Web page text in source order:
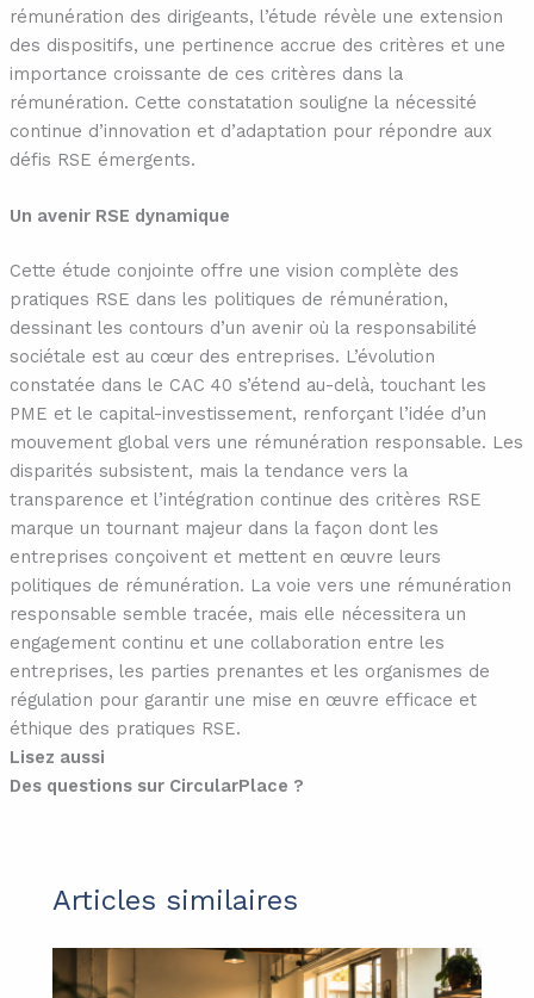
rémunération des dirigeants, l’étude révèle une extension
des dispositifs, une pertinence accrue des critères et une
importance croissante de ces critères dans la
rémunération. Cette constatation souligne la nécessité
continue d’innovation et d’adaptation pour répondre aux
défis RSE émergents.
Un avenir RSE dynamique
Cette étude conjointe offre une vision complète des
pratiques RSE dans les politiques de rémunération,
dessinant les contours d’un avenir où la responsabilité
sociétale est au cœur des entreprises. L’évolution
constatée dans le CAC 40 s’étend au-delà, touchant les
PME et le capital-investissement, renforçant l’idée d’un
mouvement global vers une rémunération responsable. Les
disparités subsistent, mais la tendance vers la
transparence et l’intégration continue des critères RSE
marque un tournant majeur dans la façon dont les
entreprises conçoivent et mettent en œuvre leurs
politiques de rémunération. La voie vers une rémunération
responsable semble tracée, mais elle nécessitera un
engagement continu et une collaboration entre les
entreprises, les parties prenantes et les organismes de
régulation pour garantir une mise en œuvre efficace et
éthique des pratiques RSE.
Lisez aussi
Des questions sur CircularPlace ?
Articles similaires